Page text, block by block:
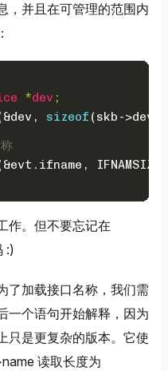
，并且在可管理的范围内
*dev ;
sizeof (skb-
IFNAMSIZ,
作。但不要忘记在
:)
了加载接口名称，我们需
一个语句开始解释，因为
只是更复杂的版本。它使
读取长度为